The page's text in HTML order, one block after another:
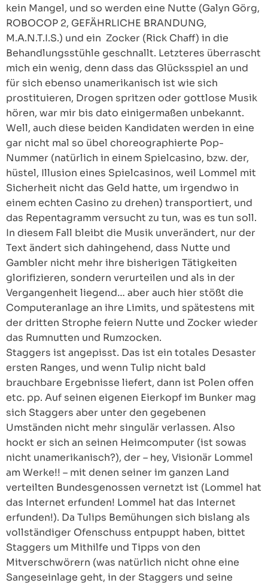
kein Mangel, und so werden eine Nutte (Galyn Görg,
ROBOCOP 2, GEFÄHRLICHE BRANDUNG,
M.A.N.T.I.S.) und ein Zocker (Rick Chaff) in die
Behandlungsstühle geschnallt. Letzteres überrascht
mich ein wenig, denn dass das Glücksspiel an und
für sich ebenso unamerikanisch ist wie sich
prostituieren, Drogen spritzen oder gottlose Musik
hören, war mir bis dato einigermaßen unbekannt.
Well, auch diese beiden Kandidaten werden in eine
gar nicht mal so übel choreographierte Pop-
Nummer (natürlich in einem Spielcasino, bzw. der,
hüstel, Illusion eines Spielcasinos, weil Lommel mit
Sicherheit nicht das Geld hatte, um irgendwo in
einem echten Casino zu drehen) transportiert, und
das Repentagramm versucht zu tun, was es tun soll.
In diesem Fall bleibt die Musik unverändert, nur der
Text ändert sich dahingehend, dass Nutte und
Gambler nicht mehr ihre bisherigen Tätigkeiten
glorifizieren, sondern verurteilen und als in der
Vergangenheit liegend… aber auch hier stößt die
Computeranlage an ihre Limits, und spätestens mit
der dritten Strophe feiern Nutte und Zocker wieder
das Rumnutten und Rumzocken.
Staggers ist angepisst. Das ist ein totales Desaster
ersten Ranges, und wenn Tulip nicht bald
brauchbare Ergebnisse liefert, dann ist Polen offen
etc. pp. Auf seinen eigenen Eierkopf im Bunker mag
sich Staggers aber unter den gegebenen
Umständen nicht mehr singulär verlassen. Also
hockt er sich an seinen Heimcomputer (ist sowas
nicht unamerikanisch?), der – hey, Visionär Lommel
am Werke!! – mit denen seiner im ganzen Land
verteilten Bundesgenossen vernetzt ist (Lommel hat
das Internet erfunden! Lommel hat das Internet
erfunden!). Da Tulips Bemühungen sich bislang als
vollständiger Ofenschuss entpuppt haben, bittet
Staggers um Mithilfe und Tipps von den
Mitverschwörern (was natürlich nicht ohne eine
Sangeseinlage geht, in der Staggers und seine